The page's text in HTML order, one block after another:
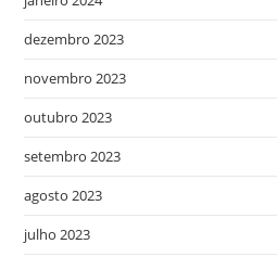
dezembro 2023
novembro 2023
outubro 2023
setembro 2023
agosto 2023
julho 2023